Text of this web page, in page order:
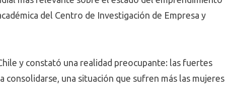
del Centro de Investigación de Empresa y
y constató una realidad preocupante: las fuertes
una situación que sufren más las mujeres